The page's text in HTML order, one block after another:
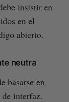
insistir en
en el
abierto.
neutra
basarse en
interfaz.